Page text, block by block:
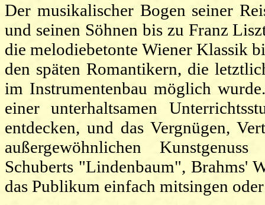
Der musikalischer Bogen seiner
und seinen Söhnen bis zu Franz
die melodiebetonte Wiener Klassik
den späten Romantikern, die
im Instrumentenbau möglich
einer unterhaltsamen
entdecken, und das Vergnügen,
außergewöhnlichen
Schuberts "Lindenbaum", Brahms'
das Publikum einfach mitsingen